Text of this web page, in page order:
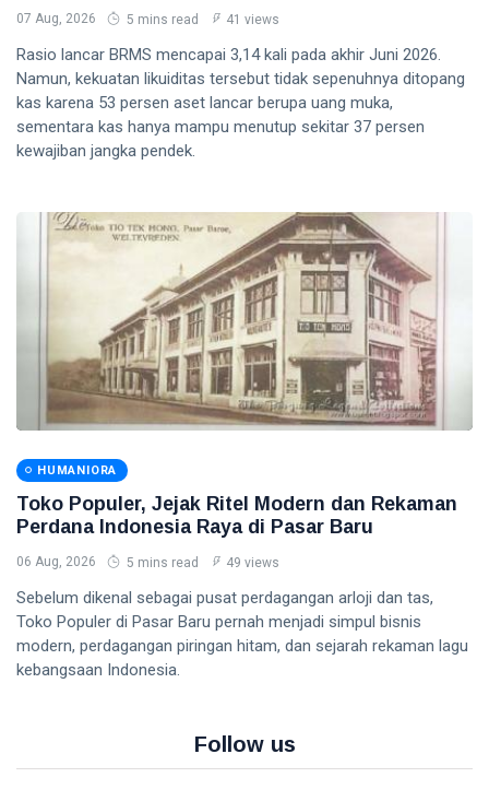
07 Aug, 2026 5 mins read 41 views
Rasio lancar BRMS mencapai 3,14 kali pada akhir Juni 2026.
Namun, kekuatan likuiditas tersebut tidak sepenuhnya ditopang
kas karena 53 persen aset lancar berupa uang muka,
sementara kas hanya mampu menutup sekitar 37 persen
kewajiban jangka pendek.
HUMANIORA
Toko Populer, Jejak Ritel Modern dan Rekaman
Perdana Indonesia Raya di Pasar Baru
06 Aug, 2026 5 mins read 49 views
Sebelum dikenal sebagai pusat perdagangan arloji dan tas,
Toko Populer di Pasar Baru pernah menjadi simpul bisnis
modern, perdagangan piringan hitam, dan sejarah rekaman lagu
kebangsaan Indonesia.
Follow us